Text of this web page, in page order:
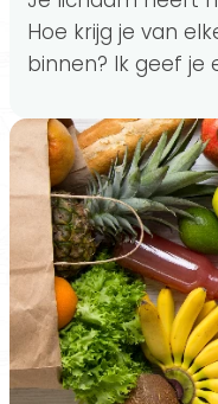
Hoe krijg je van
binnen? Ik geef je